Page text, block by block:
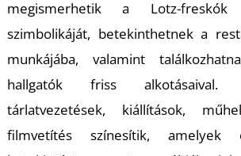
megismerhetik a Lotz-
szimbolikáját, betekinthetnek a
munkájába, valamint
hallgatók friss
tárlatvezetések, kiállítások,
filmvetítés színesítik, amelyek